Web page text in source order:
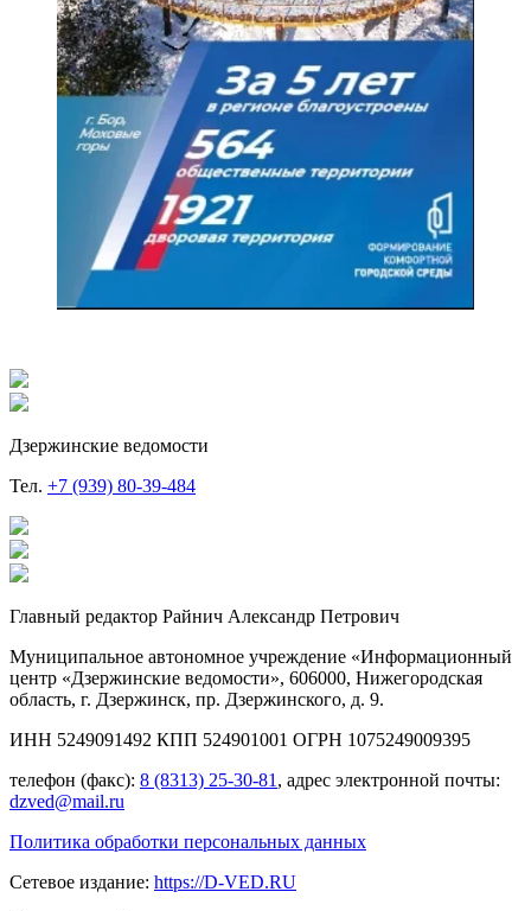
Дзержинские ведомости
Тел. +7 (939) 80-39-484
Главный редактор Райнич Александр Петрович
Муниципальное автономное учреждение «Информационный
центр «Дзержинские ведомости», 606000, Нижегородская
область, г. Дзержинск, пр. Дзержинского, д. 9.
ИНН 5249091492 КПП 524901001 ОГРН 1075249009395
телефон (факс): 8 (8313) 25-30-81 , адрес электронной почты:
dzved@mail.ru
Политика обработки персональных данных
Сетевое издание: https://D-VED.RU